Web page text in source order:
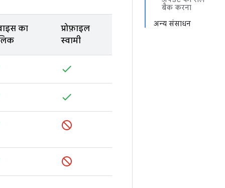
बैक करना
अन्य संसाधन
का
प्रोफ़ाइल
स्वामी